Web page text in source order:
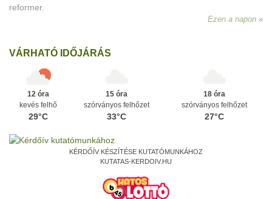
reformer.
Ezen a napon
VÁRHATÓ IDŐJÁRÁS
12 óra
kevés felhő
29°C
15 óra
szórványos felhőzet
33°C
18 óra
szórványos felhőzet
27°C
KÉRDŐÍV KÉSZÍTÉSE KUTATÓMUNKÁHOZ
KUTATAS-KERDOIV.HU